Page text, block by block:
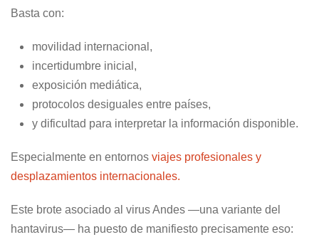
Basta con:
movilidad internacional,
incertidumbre inicial,
exposición mediática,
protocolos desiguales entre países,
y dificultad para interpretar la información disponible.
Especialmente en entornos viajes profesionales y
desplazamientos internacionales.
Este brote asociado al virus Andes —una variante del
hantavirus— ha puesto de manifiesto precisamente eso: